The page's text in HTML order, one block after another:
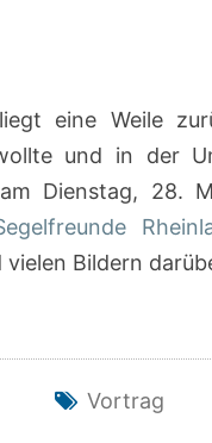
eine Weile
und in der
Dienstag, 28.
vielen Bildern
Vortrag